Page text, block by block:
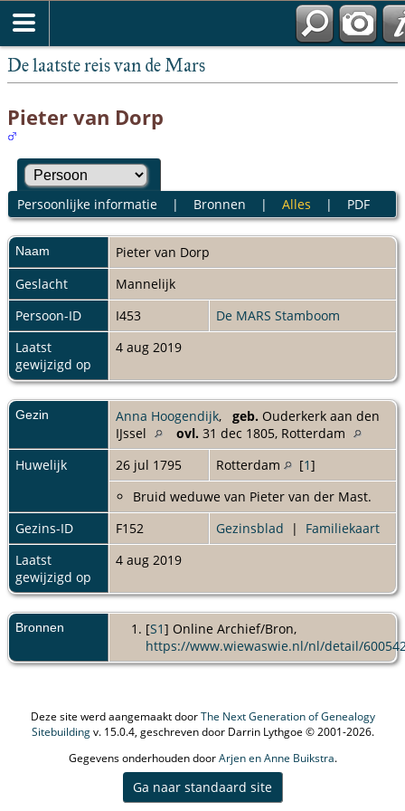
De laatste reis van de Mars
Pieter van Dorp
Persoonlijke informatie| Bronnen | Alles | PDF
Naam Pieter van Dorp
Geslacht
Mannelijk
Persoon-ID
I453
De MARS Stamboom
Laatst
gewijzigd op
4 aug 2019
Gezin Anna Hoogendijk, geb. Ouderkerk aan den
IJssel
ovl. 31 dec 1805, Rotterdam
Huwelijk
26 jul 1795 Rotterdam [1]
Bruid weduwe van Pieter van der Mast.
Gezins-ID
F152 Gezinsblad | Familiekaart
Laatst
gewijzigd op
4 aug 2019
Bronnen [S1] Online Archief/Bron,
https://www.wiewaswie.nl/nl/detail/
Deze site werd aangemaakt doorThe Next Generation of Genealogy
Sitebuildingv. 15.0.4, geschreven door Darrin Lythgoe © 2001-2026.
Gegevens onderhouden doorArjen en Anne Buikstra.
Ga naar standaard site